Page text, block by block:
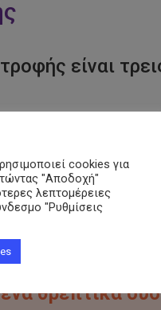
είναι
διαφορετικά θρεπτικά
θρεπτικά
cookies για
"Αποδοχή"
λεπτομέρειες
"Ρυθμίσεις